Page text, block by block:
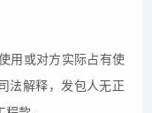
用或对方实际占有使
法解释，发包人无正